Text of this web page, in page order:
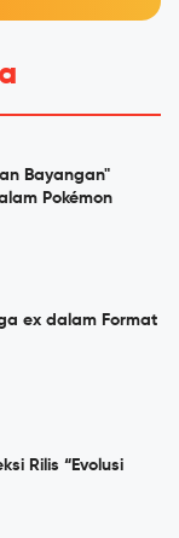
Bayangan"
Pokémon
ex dalam Format
Rilis “Evolusi